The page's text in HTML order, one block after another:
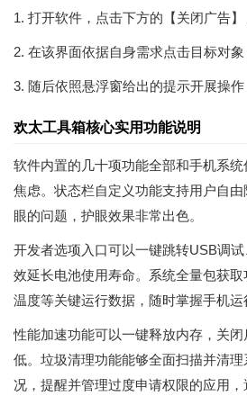
1. 打开软件，点击下方的【关闭广告】
2. 在该界面依据自身需求点击目标对
3. 随后依照悬浮窗给出的提示开展操
欢太工具箱核心实用功能说明
软件内置的几十项功能全部和手机系
焦虑。状态栏自定义功能支持用户自
眼的问题，护眼效果非常出色。
开发者选项入口可以一键跳转USB调
效延长电池使用寿命。系统全量包获
温度等关键运行数据，随时掌握手机运
性能加速功能可以一键释放内存，关
低。垃圾清理功能能够全面扫描并清
况，提醒并管理过度申请权限的应用，